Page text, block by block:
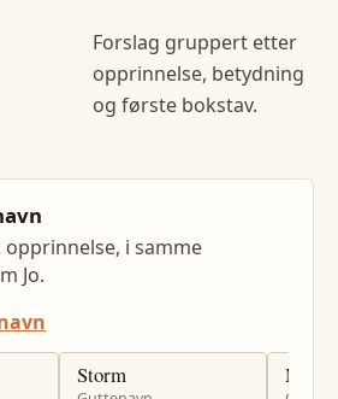
Forslag gruppert etter
opprinnelse, betydning
og første bokstav.
i samme
Jo.
Storm Mio